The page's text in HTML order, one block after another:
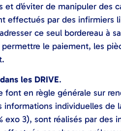
d’éviter de manipuler des
effectués par des infirmiers
ce seul bordereau à
le paiement, les
les DRIVE.
font en règle générale sur
informations individuelles de
exo 3), sont réalisés par